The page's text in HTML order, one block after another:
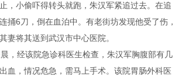
，小偷吓得转头就跑，朱汉军紧追过去。在追
捅6刀，倒在血泊中。有老街坊发现他受了伤，
妻将其送到武汉市中心医院。
经该院急诊科医生检查，朱汉军胸腹部有几
血，情况危急，需马上手术。该院胃肠外科医